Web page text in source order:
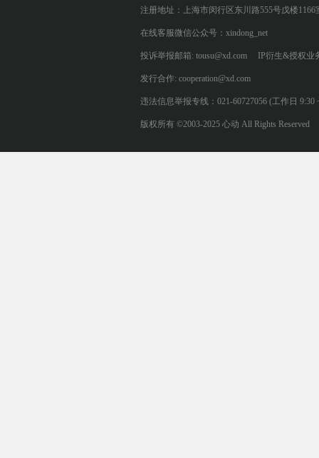
注册地址：上海市闵行区东川路555号戊楼1166
在线客服微信公众号：xindong_net
投诉举报邮箱: tousu@xd.com IP衍生&授权业
发行合作: cooperation@xd.com
违法信息举报专线：021-60727056 (工作日 9:30
版权所有 ©2003-2025 心动 All Rights Reserved